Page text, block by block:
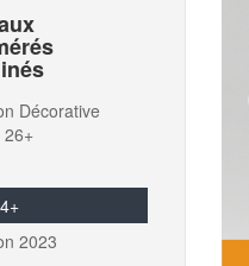
Décorative
26+
2023